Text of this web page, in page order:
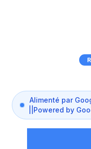
Alimenté par
||Powered by